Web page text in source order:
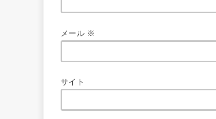
メール ※
サイト